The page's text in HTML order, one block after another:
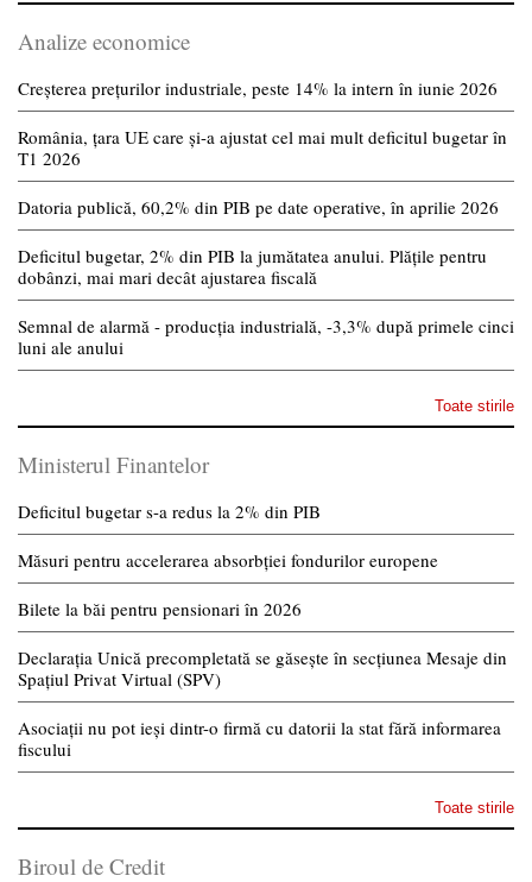
Analize economice
Creșterea prețurilor industriale, peste 14% la intern în iunie 2026
România, țara UE care și-a ajustat cel mai mult deficitul bugetar în
T1 2026
Datoria publică, 60,2% din PIB pe date operative, în aprilie 2026
Deficitul bugetar, 2% din PIB la jumătatea anului. Plățile pentru
dobânzi, mai mari decât ajustarea fiscală
Semnal de alarmă - producția industrială, -3,3% după primele cinci
luni ale anului
Toate stirile
Ministerul Finantelor
Deficitul bugetar s-a redus la 2% din PIB
Măsuri pentru accelerarea absorbției fondurilor europene
Bilete la băi pentru pensionari în 2026
Declarația Unică precompletată se găsește în secțiunea Mesaje din
Spațiul Privat Virtual (SPV)
Asociații nu pot ieși dintr-o firmă cu datorii la stat fără informarea
fiscului
Toate stirile
Biroul de Credit